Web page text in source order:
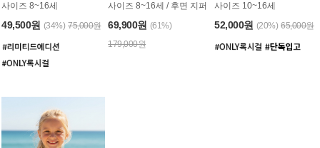
사이즈 8~16세
49,500원 (34%) 75,000원
사이즈 8~16세 / 후면 지퍼
69,900원 (61%)
179,000원
사이즈 10~16세
52,000원 (20%) 65,000원